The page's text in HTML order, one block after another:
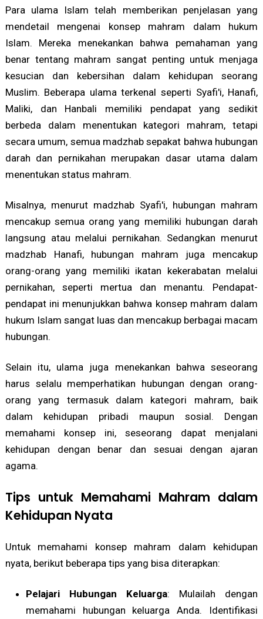
Para ulama Islam telah memberikan penjelasan yang
mendetail mengenai konsep mahram dalam hukum
Islam. Mereka menekankan bahwa pemahaman yang
benar tentang mahram sangat penting untuk menjaga
kesucian dan kebersihan dalam kehidupan seorang
Muslim. Beberapa ulama terkenal seperti Syafi'i, Hanafi,
Maliki, dan Hanbali memiliki pendapat yang sedikit
berbeda dalam menentukan kategori mahram, tetapi
secara umum, semua madzhab sepakat bahwa hubungan
darah dan pernikahan merupakan dasar utama dalam
menentukan status mahram.
Misalnya, menurut madzhab Syafi'i, hubungan mahram
mencakup semua orang yang memiliki hubungan darah
langsung atau melalui pernikahan. Sedangkan menurut
madzhab Hanafi, hubungan mahram juga mencakup
orang-orang yang memiliki ikatan kekerabatan melalui
pernikahan, seperti mertua dan menantu. Pendapat-
pendapat ini menunjukkan bahwa konsep mahram dalam
hukum Islam sangat luas dan mencakup berbagai macam
hubungan.
Selain itu, ulama juga menekankan bahwa seseorang
harus selalu memperhatikan hubungan dengan orang-
orang yang termasuk dalam kategori mahram, baik
dalam kehidupan pribadi maupun sosial. Dengan
memahami konsep ini, seseorang dapat menjalani
kehidupan dengan benar dan sesuai dengan ajaran
agama.
Tips untuk Memahami Mahram dalam
Kehidupan Nyata
Untuk memahami konsep mahram dalam kehidupan
nyata, berikut beberapa tips yang bisa diterapkan:
Pelajari Hubungan Keluarga: Mulailah dengan
memahami hubungan keluarga Anda. Identifikasi